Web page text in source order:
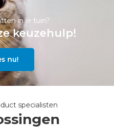
in je tuin?
keuzehulp!
nu!
specialisten